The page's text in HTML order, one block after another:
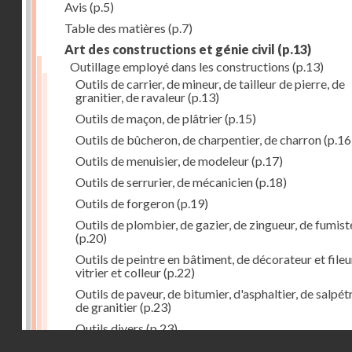
Avis (p.5)
Table des matières (p.7)
Art des constructions et génie civil (p.13)
Outillage employé dans les constructions (p.13)
Outils de carrier, de mineur, de tailleur de pierre, de
granitier, de ravaleur(p.13)
Outils de maçon, de plâtrier(p.15)
Outils de bûcheron, de charpentier, de charron
Outils de menuisier, de modeleur(p.17)
Outils de serrurier, de mécanicien(p.18)
Outils de forgeron(p.19)
Outils de plombier, de gazier, de zingueur, de
(p.20)
Outils de peintre en bâtiment, de décorateur et
vitrier et colleur(p.22)
Outils de paveur, de bitumier, d'asphaltier, de
de granitier(p.23)
Outils divers(p.23)